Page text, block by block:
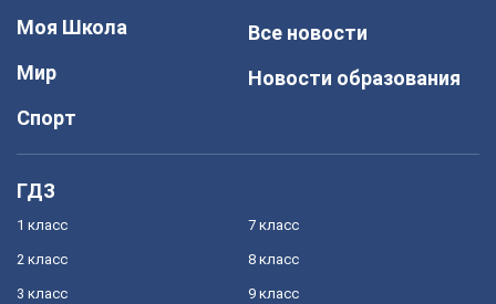
Моя Школа
Мир
Спорт
Все новости
Новости образования
ГДЗ
1 класс
2 класс
3 класс
7 класс
8 класс
9 класс